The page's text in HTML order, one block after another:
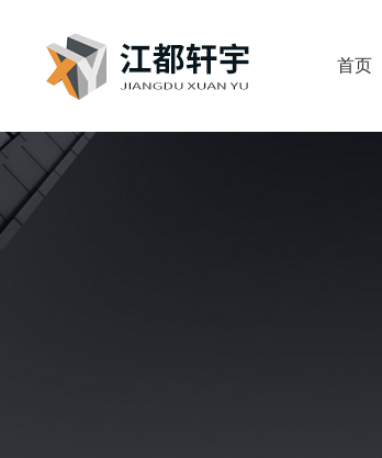
首页